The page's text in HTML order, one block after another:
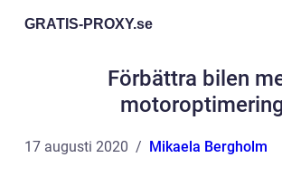
GRATIS-PROXY.se
Förbättra bilen
17 augusti 2020 Mikaela Bergholm